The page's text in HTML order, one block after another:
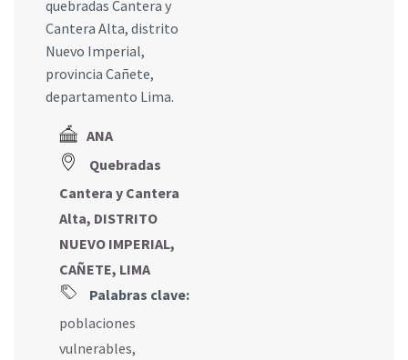
quebradas Cantera y
Cantera Alta, distrito
Nuevo Imperial,
provincia Cañete,
departamento Lima.
ANA
Quebradas
Cantera y Cantera
Alta, DISTRITO
NUEVO IMPERIAL,
CAÑETE, LIMA
Palabras clave:
poblaciones
vulnerables,